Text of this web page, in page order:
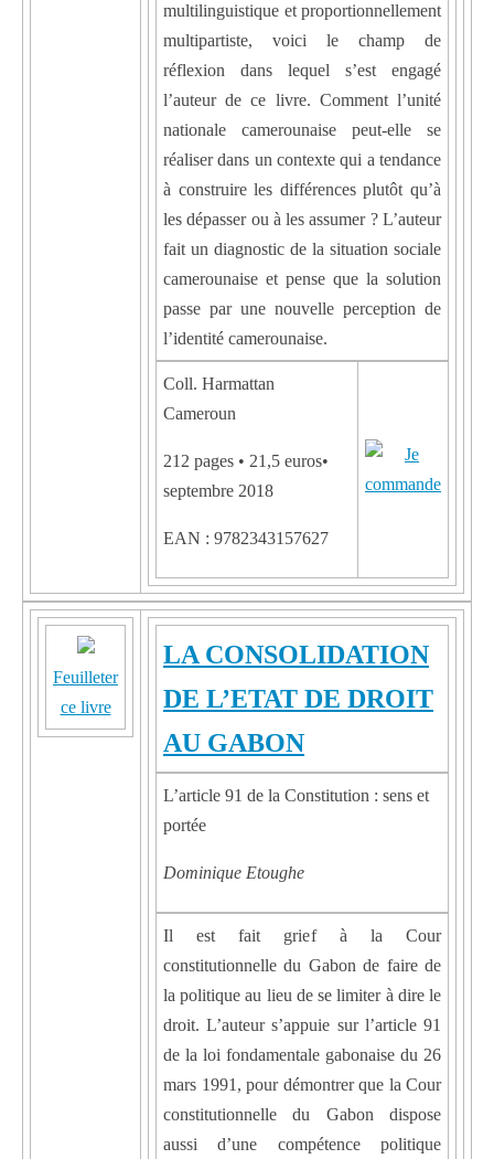
multilinguistique et proportionnellement
multipartiste, voici le champ de
réflexion dans lequel s’est engagé
l’auteur de ce livre. Comment l’unité
nationale camerounaise peut-elle se
réaliser dans un contexte qui a tendance
à construire les différences plutôt qu’à
les dépasser ou à les assumer ? L’auteur
fait un diagnostic de la situation sociale
camerounaise et pense que la solution
passe par une nouvelle perception de
l’identité camerounaise.
Coll. Harmattan
Cameroun
212 pages • 21,5 euros•
septembre 2018
EAN : 9782343157627
Feuilleter
ce livre
LA CONSOLIDATION
DE L’ETAT DE DROIT
AU GABON
L’article 91 de la Constitution : sens et
portée
Dominique Etoughe
Il est fait grief à la Cour
constitutionnelle du Gabon de faire de
la politique au lieu de se limiter à dire le
droit. L’auteur s’appuie sur l’article 91
de la loi fondamentale gabonaise du 26
mars 1991, pour démontrer que la Cour
constitutionnelle du Gabon dispose
aussi d’une compétence politique